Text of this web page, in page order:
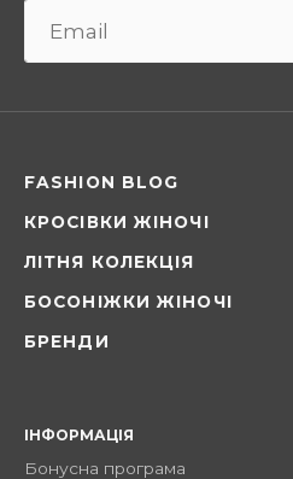
FASHION BLOG
КРОСІВКИ ЖІНОЧІ
ЛІТНЯ КОЛЕКЦІЯ
БОСОНІЖКИ ЖІНОЧІ
БРЕНДИ
ІНФОРМАЦІЯ
Бонусна програма